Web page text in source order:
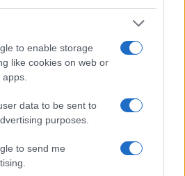
to enable storage
like cookies on web or
data to be sent to
purposes.
to send me
Culture
Salute